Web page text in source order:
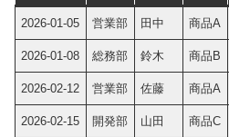
2026-01-05 営業部 田中 商品A
2026-01-08 総務部 鈴木 商品B
2026-02-12 営業部 佐藤 商品A
2026-02-15 開発部 山田 商品C